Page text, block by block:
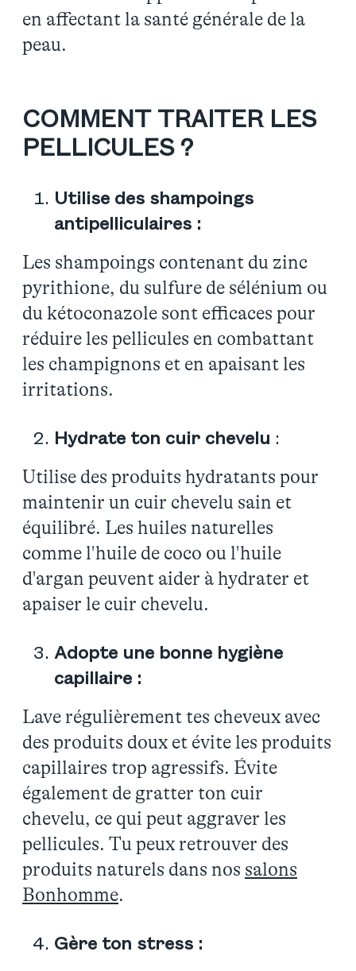
en affectant la santé générale de la
peau.
COMMENT TRAITER LES
PELLICULES ?
Utilise des shampoings
antipelliculaires :
Les shampoings contenant du zinc
pyrithione, du sulfure de sélénium ou
du kétoconazole sont efficaces pour
réduire les pellicules en combattant
les champignons et en apaisant les
irritations.
Hydrate ton cuir chevelu :
Utilise des produits hydratants pour
maintenir un cuir chevelu sain et
équilibré. Les huiles naturelles
comme l'huile de coco ou l'huile
d'argan peuvent aider à hydrater et
apaiser le cuir chevelu.
Adopte une bonne hygiène
capillaire :
Lave régulièrement tes cheveux avec
des produits doux et évite les produits
capillaires trop agressifs. Évite
également de gratter ton cuir
chevelu, ce qui peut aggraver les
pellicules. Tu peux retrouver des
produits naturels dans nos salons
Bonhomme.
Gère ton stress :